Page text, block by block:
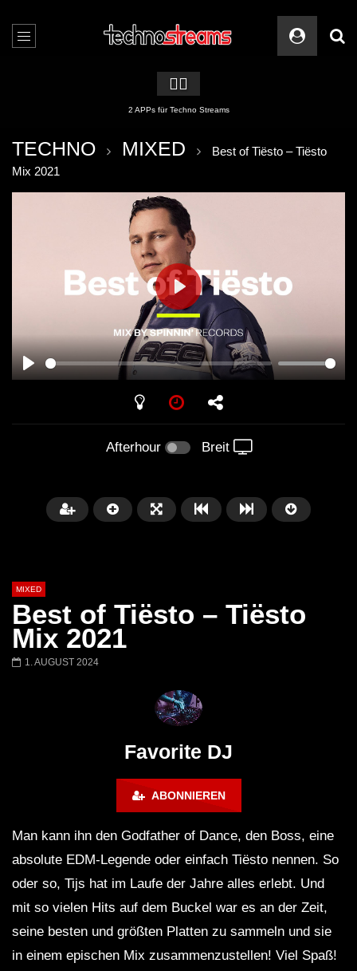
🏳️‍🌈
2 APPs für Techno Streams
TECHNO MIXED
Best of Tiësto – Tiësto
Mix 2021
PLAY
PLAY
Afterhour Breit
MIXED
Best of Tiësto – Tiësto
Mix 2021
1. AUGUST 2024
Favorite DJ
ABONNIEREN
Man kann ihn den Godfather of Dance, den Boss, eine
absolute EDM-Legende oder einfach Tiësto nennen. So
oder so, Tijs hat im Laufe der Jahre alles erlebt. Und
mit so vielen Hits auf dem Buckel war es an der Zeit,
seine besten und größten Platten zu sammeln und sie
in einem epischen Mix zusammenzustellen! Viel Spaß!